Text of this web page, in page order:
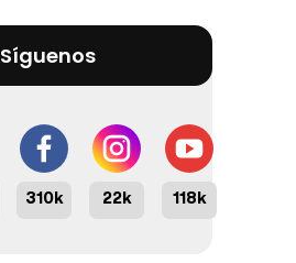
Síguenos
310k 22k 118k